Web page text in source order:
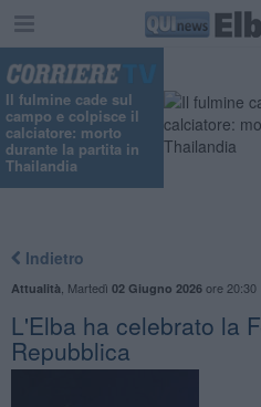
Il fulmine cade sul
campo e colpisce il
calciatore: morto
durante la partita in
Thailandia
Indietro
Attualità Martedì 02 Giugno 2026ore 20:30
L'Elba ha celebrato la
Repubblica